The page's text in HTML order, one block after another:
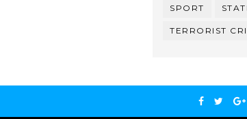
SPORT
TERRORIST